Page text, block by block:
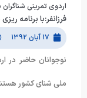
اردوی تمرینی شناگران
فرزانفر:با برنامه
۱۷ آبان ۱۳۹۲
نوجوانان حاضر در
ملی شنای کشور